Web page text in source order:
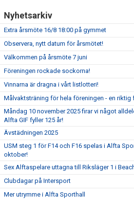
Nyhetsarkiv
Extra årsmöte 16/8 18:00 på gymmet
Observera, nytt datum för årsmötet!
Välkommen på årsmöte 7 juni
Föreningen rockade sockorna!
Vinnarna är dragna i vårt listlotteri!
Målvaktsträning för hela föreningen - en riktig
Måndag 10 november 2025 firar vi något
Alfta GIF fyller 125 år!
Ävstädningen 2025
USM steg 1 för F14 och F16 spelas i Alfta
oktober!
Sex Alftaspelare uttagna till Riksläger 1 i
Clubdagar på Intersport
Mer utrymme i Alfta Sporthall